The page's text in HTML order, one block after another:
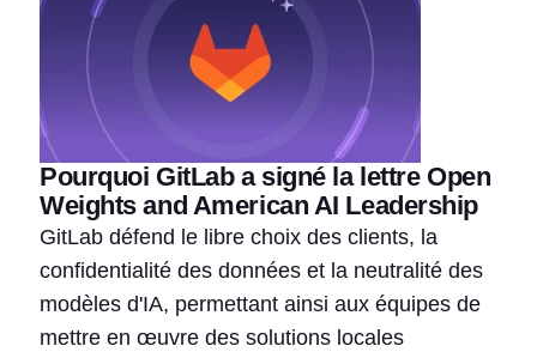
Pourquoi GitLab a signé la lettre Open
Weights and American AI Leadership
GitLab défend le libre choix des clients, la
confidentialité des données et la neutralité des
modèles d'IA, permettant ainsi aux équipes de
mettre en œuvre des solutions locales